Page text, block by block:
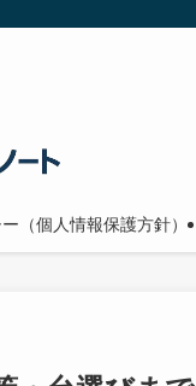
（個人情報保護方針）